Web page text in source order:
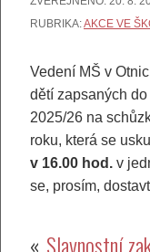
RUBRIKA:AKCE VE
Vedení MŠ v
dětí zapsaných
2025/26 na
roku, která se
v 16.00 hod. v
se, prosím,
Slavnostní